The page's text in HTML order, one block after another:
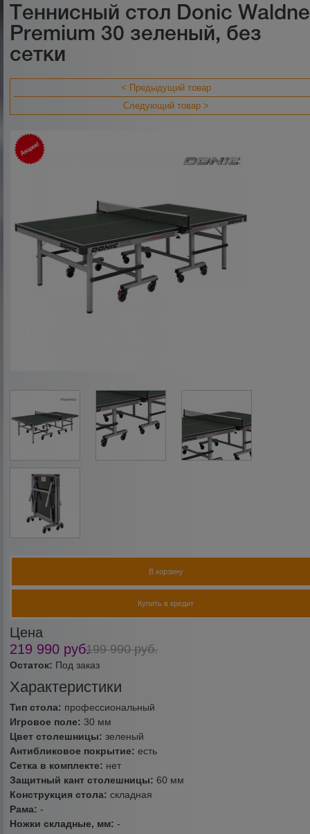
Теннисный стол Donic
Premium 30 зеленый, без
сетки
< Предыдущий товар
Следующий товар >
Остаток: Под заказ
Характеристики
Тип стола: профессиональный
Игровое поле: 30 мм
Цвет столешницы:зеленый
Антибликовое покрытие:есть
Сетка в комплекте: нет
Защитный кант столешницы:60 мм
Конструкция стола:складная
Рама:-
Ножки складные, мм:-
Цена
199 990 руб.
219 990 руб.
В корзину
Купить в кредит